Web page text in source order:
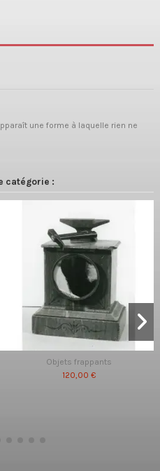
une forme à laquelle rien ne
catégorie :
Objets frappants
120,00 €